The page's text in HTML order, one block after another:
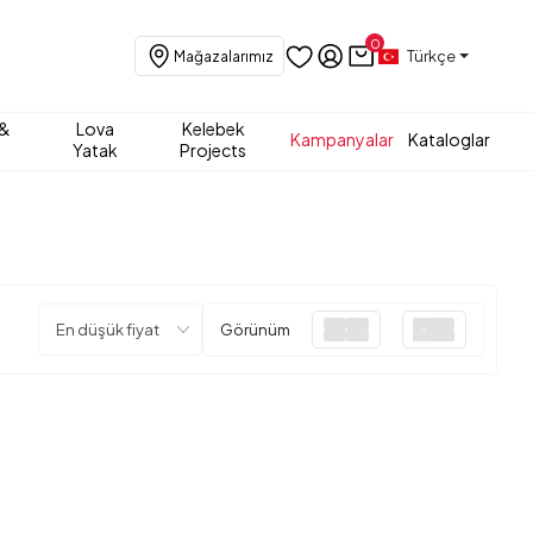
Mağazalarımız
0
Türkçe
Lova
Yatak
Kelebek
Projects
Kampanyalar Kataloglar
Görünüm